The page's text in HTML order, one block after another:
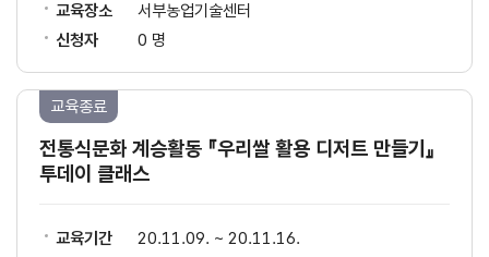
교육장소
서부농업기술센터
신청자
0 명
전통식문화 계승활동 『우리쌀 활용 디저트 만들기』
투데이 클래스
교육종료
교육기간
20.11.09. ~ 20.11.16.